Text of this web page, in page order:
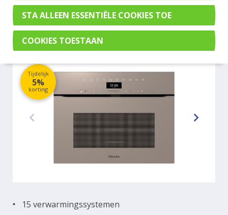
Magnetron
MIELE H7440BMXPEBE
Tijdelijk
5%
korting
15 verwarmingssystemen